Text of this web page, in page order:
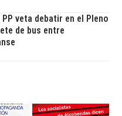
veta debatir en el Pleno
de bus entre